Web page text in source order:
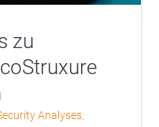
zu
Analyses,